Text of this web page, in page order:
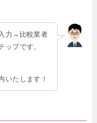
力→比較業者
ップです。
いたします！